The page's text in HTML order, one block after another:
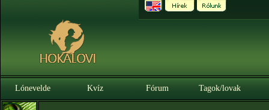
Lónevelde Kvíz Fórum Tagok/lovak